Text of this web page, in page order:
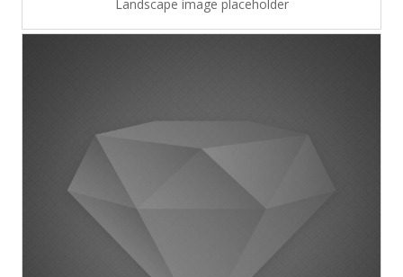
Landscape image placeholder